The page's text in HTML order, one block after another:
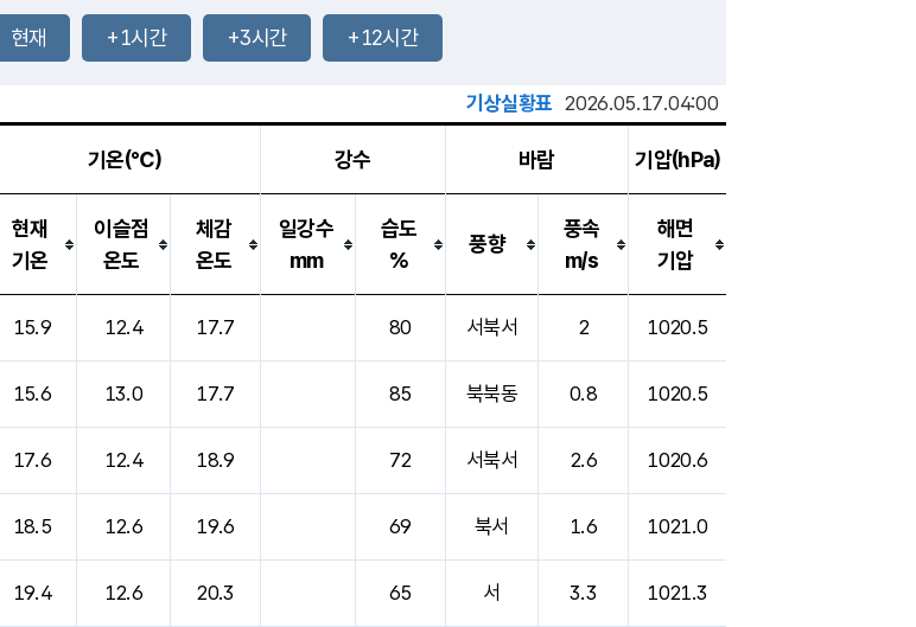
9.0mm
25.1
℃
27.2℃
0.2m/s
-mm
-mm
현재 +1시간 +3시간 +12시간
기상실황표 2026.05.17.04:00
기온(℃) 강수 바람 기압(hPa)
현재
기온
이슬점
온도
체감
온도
일강수
mm
습도
%
풍향
풍속
m/s
해면
기압
15.9 12.4 17.7 80 서북서 2 1020.5
15.6 13.0 17.7 85 북북동 0.8 1020.5
17.6 12.4 18.9 72 서북서 2.6 1020.6
18.5 12.6 19.6 69 북서 1.6 1021.0
19.4 12.6 20.3 65 서 3.3 1021.3